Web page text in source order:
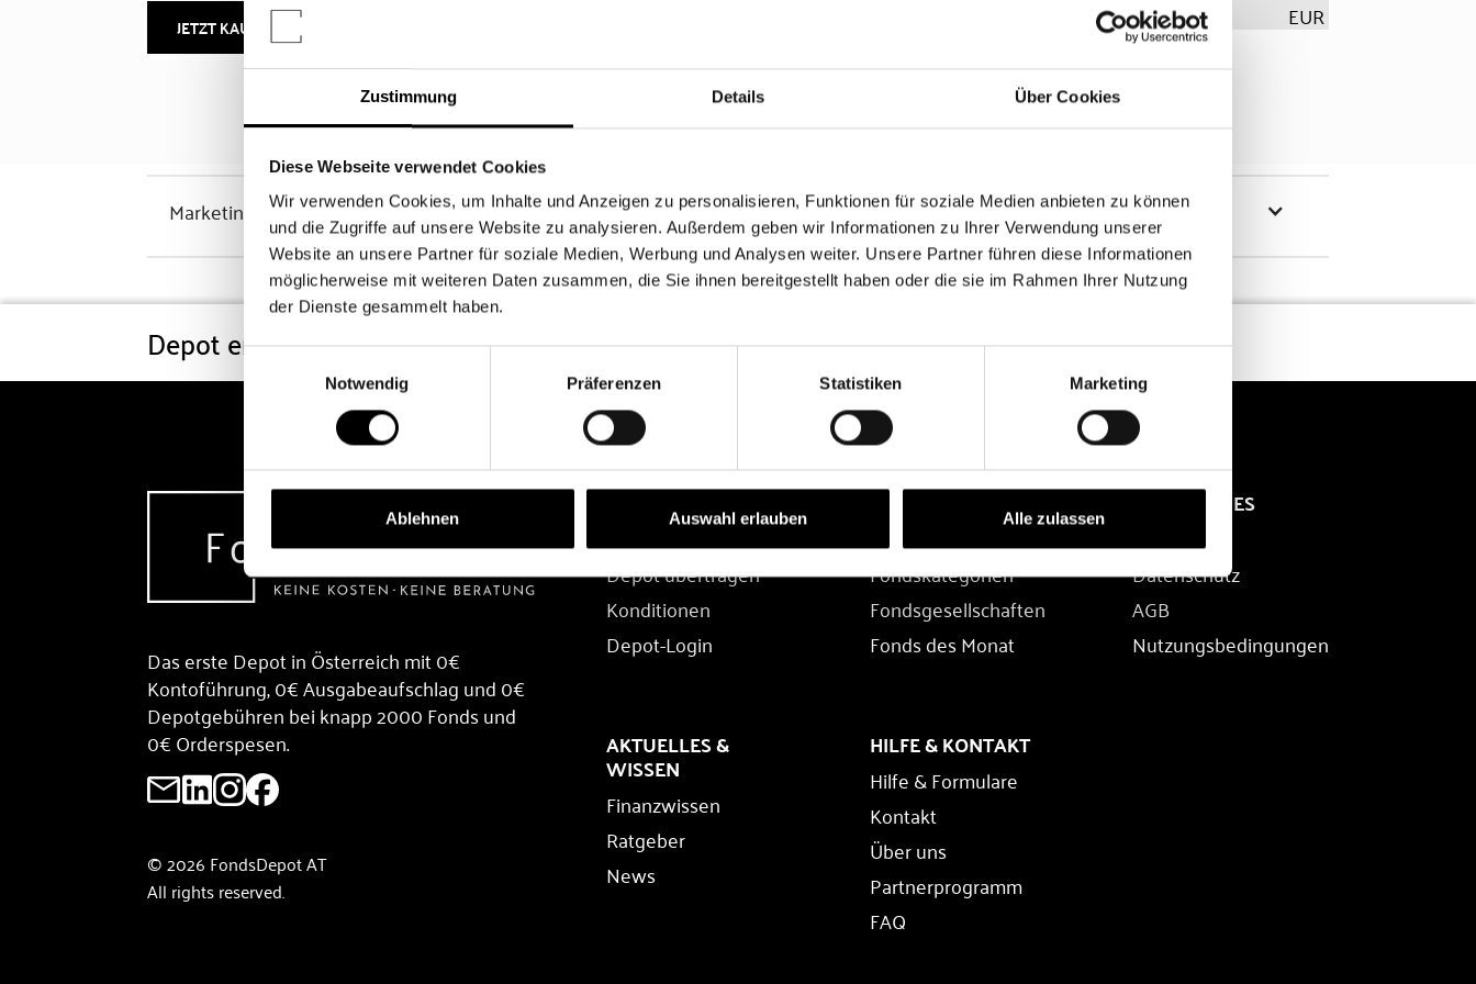
Zustimmung Details Über Cookies
Diese Webseite verwendet Cookies
Wir verwenden Cookies, um Inhalte und Anzeigen zu personalisieren, Funktionen für soziale Medien anbieten zu können
und die Zugriffe auf unsere Website zu analysieren. Außerdem geben wir Informationen zu Ihrer Verwendung unserer
Website an unsere Partner für soziale Medien, Werbung und Analysen weiter. Unsere Partner führen diese Informationen
möglicherweise mit weiteren Daten zusammen, die Sie ihnen bereitgestellt haben oder die sie im Rahmen Ihrer Nutzung
der Dienste gesammelt haben.
Einwilligungsauswahl
Notwendig
Präferenzen Statistiken Marketing
Ablehnen Auswahl erlauben Alle zulassen
JETZT KAUFEN EUR
Marketinghinweis Chancen & Risiken
Depot eröffnen Konditionen Fonds FAQ
Das erste Depot in Österreich mit 0€
Kontoführung, 0€ Ausgabeaufschlag und 0€
Depotgebühren bei knapp 2000 Fonds und
0€ Orderspesen.
© 2026 FondsDepot AT
All rights reserved.
DEPOT
Depot übertragen
Konditionen
Depot-Login
FONDS
Fondssuche
Fondskategorien
Fondsgesellschaften
Fonds des Monat
RECHTLICHES
Impressum
Datenschutz
AGB
Nutzungsbedingungen
AKTUELLES &
WISSEN
Finanzwissen
Ratgeber
News
HILFE & KONTAKT
Hilfe & Formulare
Kontakt
Über uns
Partnerprogramm
FAQ